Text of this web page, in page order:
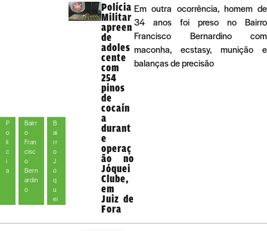
P
o
lí
c
i
a
Bairr
o
Fran
cisc
o
Bern
ardin
o
B
ai
rr
o
J
ó
q
u
ei
Polícia
Militar
apreen
de
adoles
cente
com
254
pinos
de
cocaín
a
durant
e
operaç
ão no
Jóquei
Clube,
em
Juiz de
Fora
Em outra ocorrência, homem de
34 anos foi preso no Bairro
Francisco Bernardino com
maconha, ecstasy, munição e
balanças de precisão